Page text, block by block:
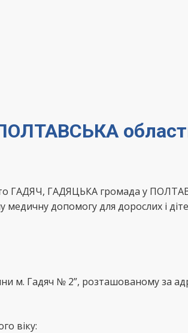
ГАДЯЧ, ГАДЯЦЬКА громада у
медичну допомогу для дорослих і
м. Гадяч № 2”, розташованому за
віку: